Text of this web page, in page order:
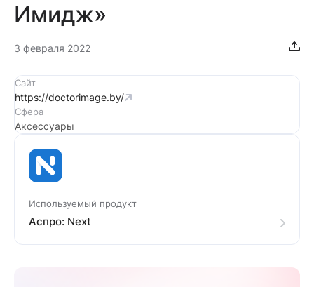
Имидж»
3 февраля 2022
Сайт
https://doctorimage.by/
Сфера
Аксессуары
Используемый продукт
Аспро: Next